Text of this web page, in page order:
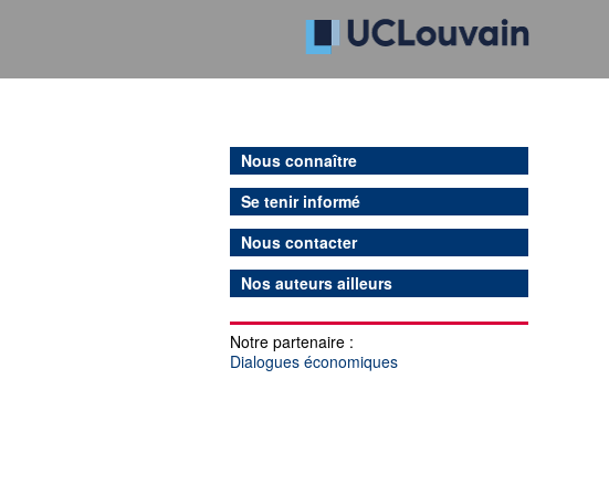
Nous connaître
Se tenir informé
Nous contacter
Nos auteurs ailleurs
Notre partenaire :
Dialogues économiques